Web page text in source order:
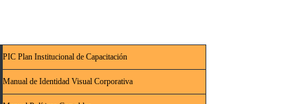
PIC Plan Institucional de Capacitación
Manual de Identidad Visual Corporativa